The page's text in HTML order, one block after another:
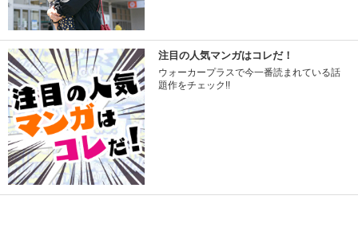
注目の人気マンガはコレだ！
ウォーカープラスで今一番読まれている話
題作をチェック!!